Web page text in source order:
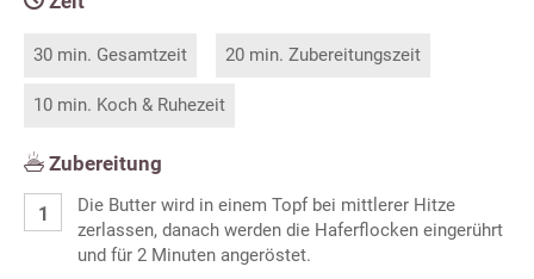
30 min. Gesamtzeit 20 min. Zubereitungszeit
10 min. Koch & Ruhezeit
Zubereitung
Die Butter wird in einem Topf bei mittlerer Hitze
zerlassen, danach werden die Haferflocken eingerührt
und für 2 Minuten angeröstet.